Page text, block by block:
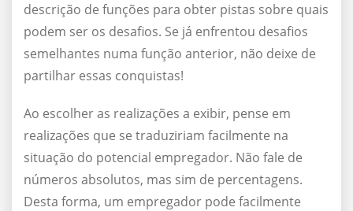
descrição de funções para obter pistas sobre quais
podem ser os desafios. Se já enfrentou desafios
semelhantes numa função anterior, não deixe de
partilhar essas conquistas!
Ao escolher as realizações a exibir, pense em
realizações que se traduziriam facilmente na
situação do potencial empregador. Não fale de
números absolutos, mas sim de percentagens.
Desta forma, um empregador pode facilmente